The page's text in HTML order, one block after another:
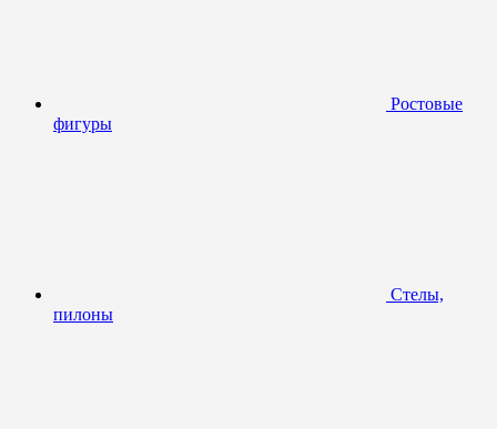
Ростовые
фигуры
Стелы,
пилоны